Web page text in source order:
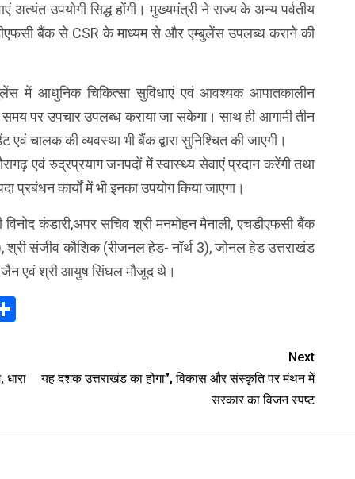
अत्यंत उपयोगी सिद्ध होंगी। मुख्यमंत्री ने राज्य के अन्य पर्वतीय
बैंक से CSR के माध्यम से और एम्बुलेंस उपलब्ध कराने की
में आधुनिक चिकित्सा सुविधाएं एवं आवश्यक आपातकालीन
पर उपचार उपलब्ध कराया जा सकेगा। साथ ही आगामी तीन
चालक की व्यवस्था भी बैंक द्वारा सुनिश्चित की जाएगी।
एवं रुद्रप्रयाग जनपदों में स्वास्थ्य सेवाएं प्रदान करेंगी तथा
प्रबंधन कार्यों में भी इनका उपयोग किया जाएगा।
कंडारी,अपर सचिव श्री मनमोहन मैनाली, एचडीएफसी बैंक
श्री संजीव कौशिक (रीजनल हेड- नॉर्थ 3), जोनल हेड उत्तराखंड
जैन एवं श्री आयुष सिंघल मौजूद थे।
Share
Next
यह दशक उत्तराखंड का होगा”, विकास और संस्कृति पर मंथन में
सरकार का विजन स्पष्ट